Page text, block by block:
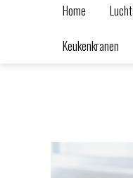
Home
Keukenkranen